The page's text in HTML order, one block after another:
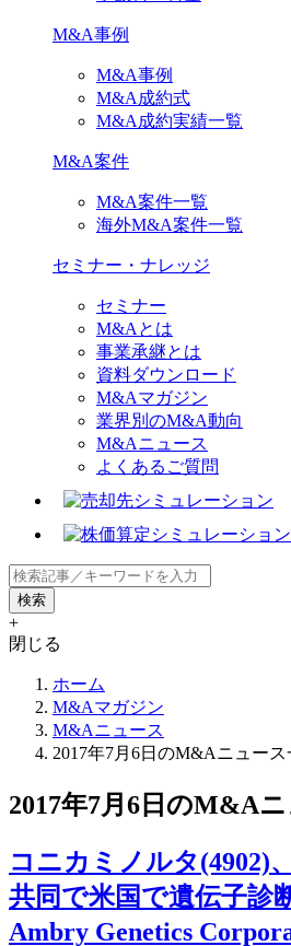
M&A事例
M&A事例
M&A成約式
M&A成約実績一覧
M&A案件
M&A案件一覧
海外M&A案件一覧
セミナー・ナレッジ
セミナー
M&Aとは
事業承継とは
資料ダウンロード
M&Aマガジン
業界別のM&A動向
M&Aニュース
よくあるご質問
+
閉じる
ホーム
M&Aマガジン
M&Aニュース
2017年7月6日のM&Aニュース
2017年7月6日のM&A
コニカミノルタ(4902)
共同で米国で遺伝子診
Ambry Genetics